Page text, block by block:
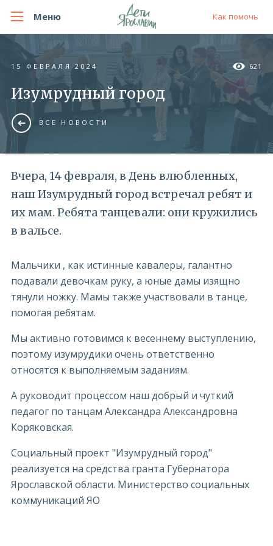
Меню Как помочь
15 ФЕВРАЛЯ 2024 621
Изумрудный город
ВСЕ НОВОСТИ
Вчера, 14 февраля, в День влюбленных,
наш Изумрудный город встречал ребят и
их мам. Ребята танцевали: они кружились
в вальсе.
Мальчики , как истинные кавалеры, галантно
подавали девочкам руку, а юные дамы изящно
тянули ножку. Мамы также участвовали в танце,
помогая ребятам.
Мы активно готовимся к весеннему выступлению,
поэтому изумрудики очень ответственно
относятся к выполняемым заданиям.
А руководит процессом наш добрый и чуткий
педагог по танцам Александра Александровна
Коряковская.
Социальный проект "Изумрудный город"
реализуется на средства гранта Губернатора
Ярославской области. Министерство социальных
коммуникаций ЯО